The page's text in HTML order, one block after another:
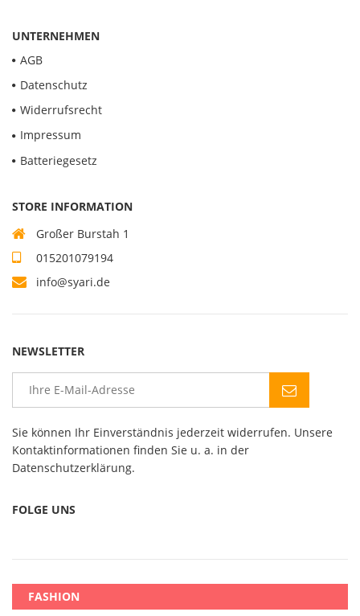
UNTERNEHMEN
AGB
Datenschutz
Widerrufsrecht
Impressum
Batteriegesetz
STORE INFORMATION
Großer Burstah 1
015201079194
info@syari.de
NEWSLETTER
Sie können Ihr Einverständnis jederzeit widerrufen. Unsere
Kontaktinformationen finden Sie u. a. in der
Datenschutzerklärung.
FOLGE UNS
FASHION